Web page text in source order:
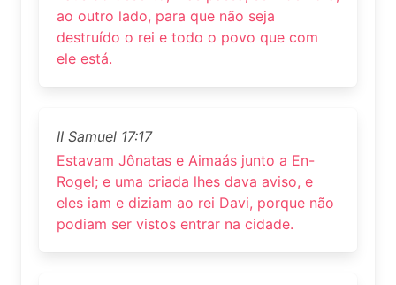
ao outro lado, para que não seja
destruído o rei e todo o povo que com
ele está.
II Samuel 17:17
Estavam Jônatas e Aimaás junto a En-
Rogel; e uma criada lhes dava aviso, e
eles iam e diziam ao rei Davi, porque não
podiam ser vistos entrar na cidade.